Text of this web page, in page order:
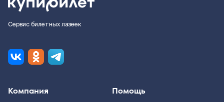
Сервис билетных лазеек
Компания Помощь